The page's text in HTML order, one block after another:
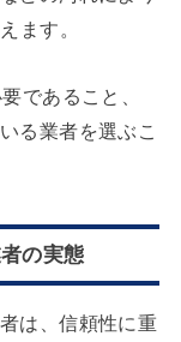
ます。
であること、
る業者を選ぶこ
の実態
は、信頼性に重